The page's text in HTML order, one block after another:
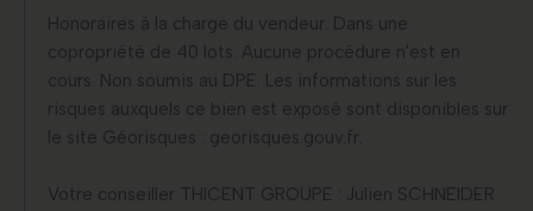
Honoraires à la charge du vendeur. Dans une
copropriété de 40 lots. Aucune procédure n'est en
cours. Non soumis au DPE. Les informations sur les
risques auxquels ce bien est exposé sont disponibles sur
le site Géorisques : georisques.gouv.fr.
Votre conseiller THICENT GROUPE : Julien SCHNEIDER